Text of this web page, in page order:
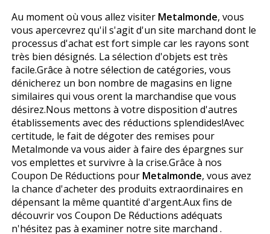
Au moment où vous allez visiter Metalmonde, vous
vous apercevrez qu'il s'agit d'un site marchand dont le
processus d'achat est fort simple car les rayons sont
très bien désignés. La sélection d'objets est très
facile.Grâce à notre sélection de catégories, vous
dénicherez un bon nombre de magasins en ligne
similaires qui vous offrent la marchandise que vous
désirez.Nous mettons à votre disposition d'autres
établissements avec des réductions splendides!Avec
certitude, le fait de dégoter des remises pour
Metalmonde va vous aider à faire des épargnes sur
vos emplettes et survivre à la crise.Grâce à nos
Coupon De Réductions pour Metalmonde, vous avez
la chance d'acheter des produits extraordinaires en
dépensant la même quantité d'argent.Aux fins de
découvrir vos Coupon De Réductions adéquats
n'hésitez pas à examiner notre site marchand .